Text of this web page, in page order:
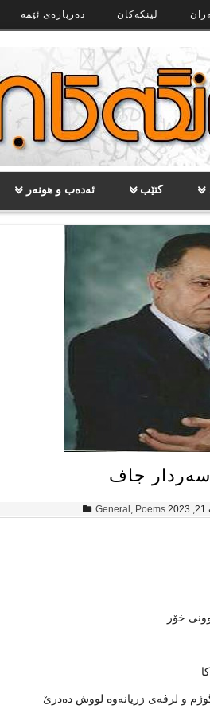
لینکەکان دەربارەی ئێمە
کتێب ئەدەب و هونەر
General , Poems
خۆر
و لرفەی زريانەوە لووش دەدرێ